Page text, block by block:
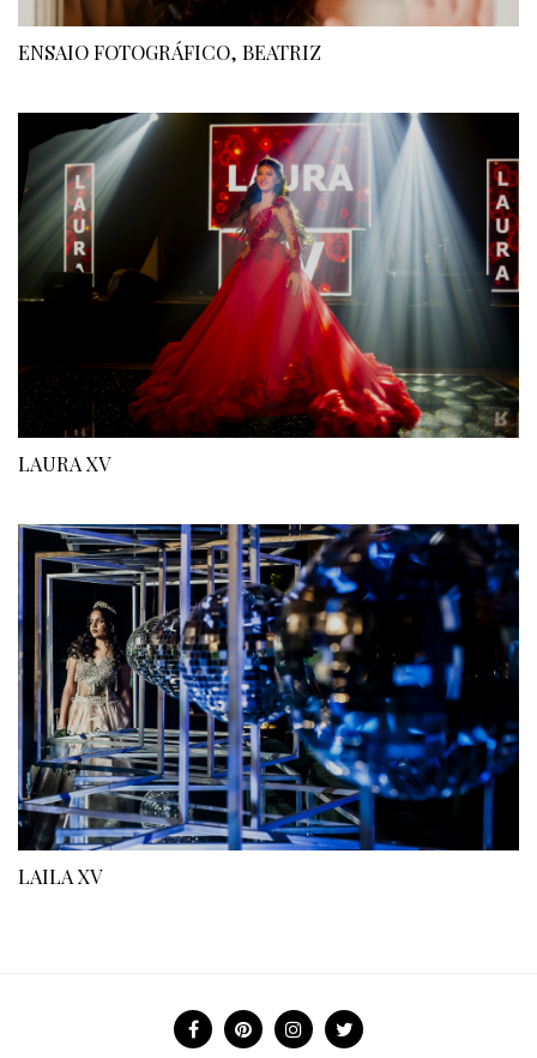
ENSAIO FOTOGRÁFICO, BEATRIZ
LAURA XV
LAILA XV